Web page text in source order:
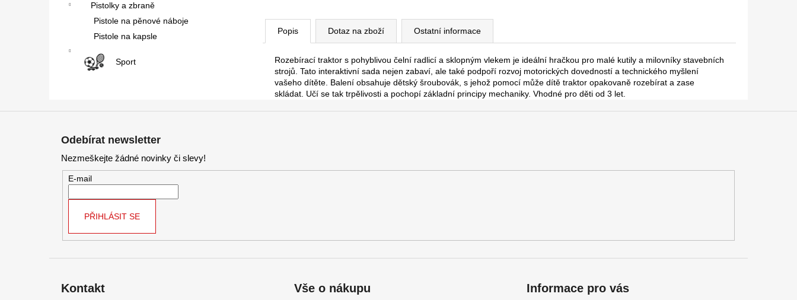
Pistolky a zbraně
Pistole na pěnové náboje
Pistole na kapsle
Sport
Popis Dotaz na zboží Ostatní informace
Rozebírací traktor s pohyblivou čelní radlicí a sklopným vlekem je ideální hračkou pro malé kutily a milovníky stavebních
strojů. Tato interaktivní sada nejen zabaví, ale také podpoří rozvoj motorických dovedností a technického myšlení
vašeho dítěte. Balení obsahuje dětský šroubovák, s jehož pomocí může dítě traktor opakovaně rozebírat a zase
skládat. Učí se tak trpělivosti a pochopí základní principy mechaniky. Vhodné pro děti od 3 let.
Odebírat newsletter
Nezmeškejte žádné novinky či slevy!
E-mail
PŘIHLÁSIT SE
Kontakt Vše o nákupu Informace pro vás